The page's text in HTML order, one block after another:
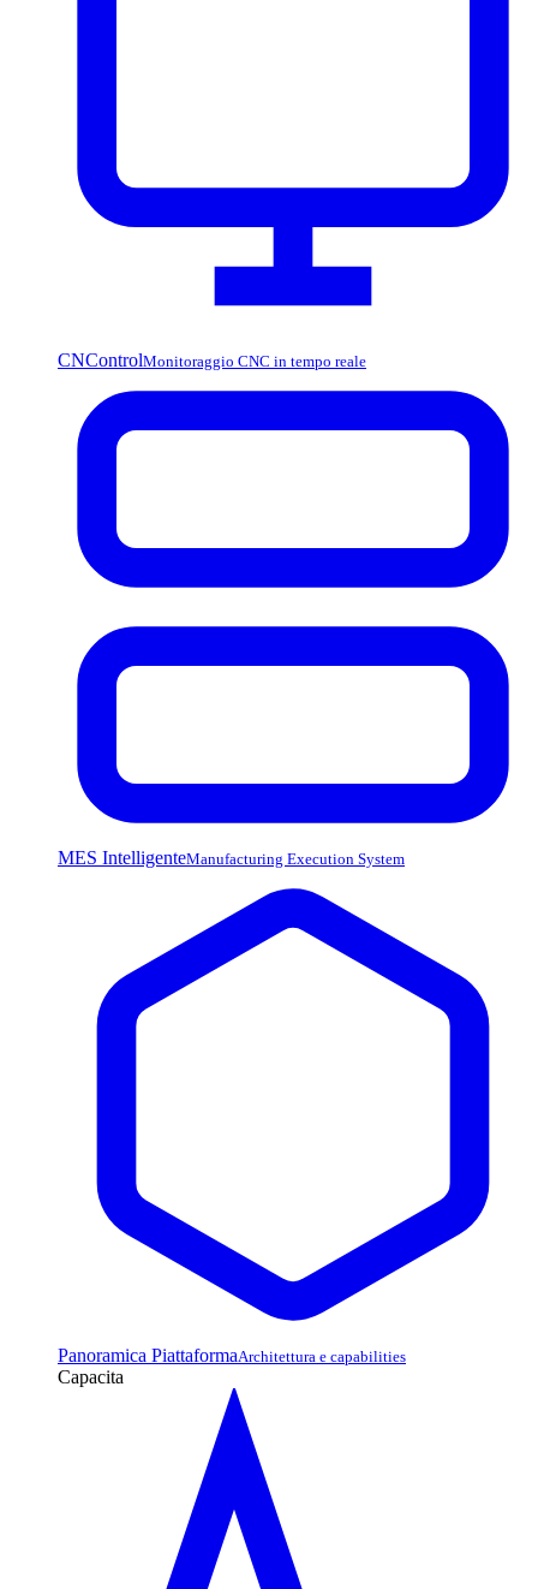
CNControlMonitoraggio CNC in tempo reale
MES IntelligenteManufacturing Execution System
Panoramica PiattaformaArchitettura e capabilities
Capacita